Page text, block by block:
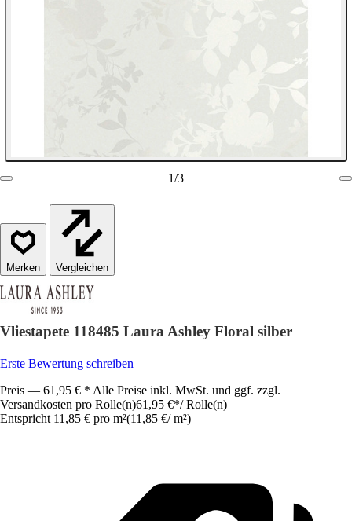
1/3
Vergleichen
Vliestapete 118485 Laura Ashley Floral silber
Erste Bewertung schreiben
Preis — 61,95 € * Alle Preise inkl. MwSt. und ggf. zzgl.
Versandkosten pro Rolle(n)61,95 €*/ Rolle(n)
Entspricht 11,85 € pro m²(11,85 €/ m²)